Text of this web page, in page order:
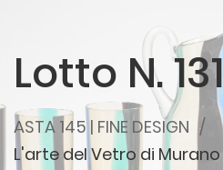
Lotto N. 131
ASTA 145 | FINE DESIGN
L'arte del Vetro di Murano